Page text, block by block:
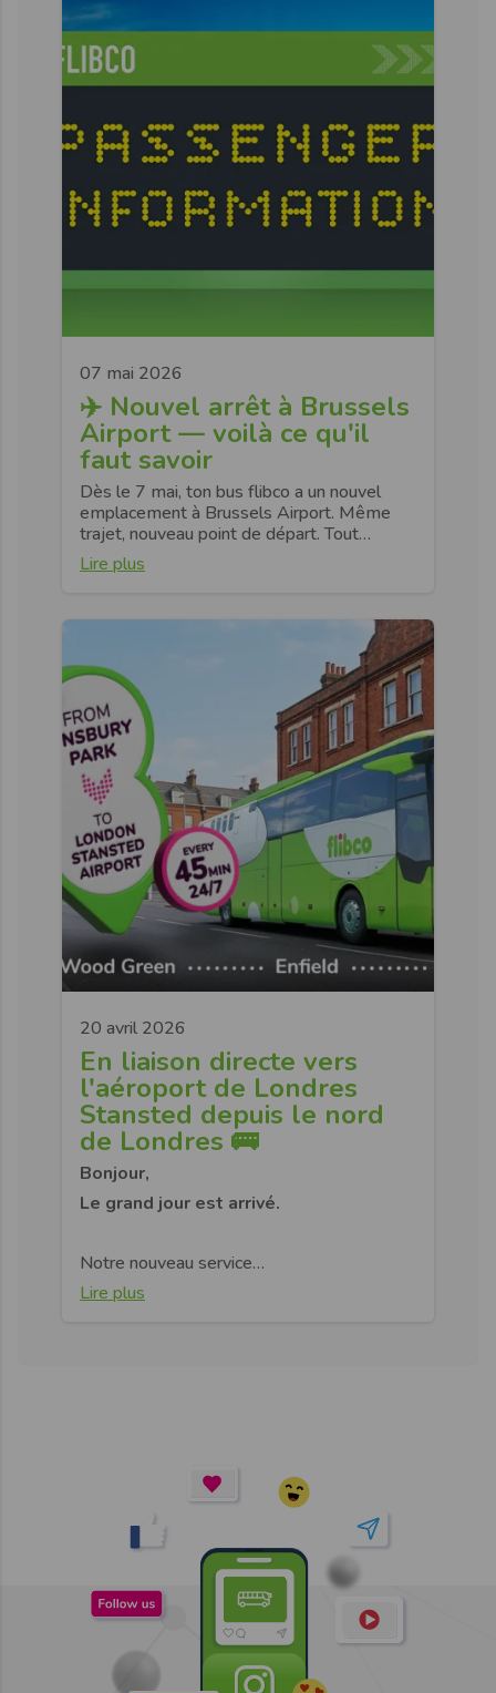
07 mai 2026
✈️ Nouvel arrêt à Brussels
Airport — voilà ce qu'il
faut savoir
Dès le 7 mai, ton bus flibco a un nouvel
emplacement à Brussels Airport. Même
trajet, nouveau point de départ. Tout…
Lire plus
20 avril 2026
En liaison directe vers
l'aéroport de Londres
Stansted depuis le nord
de Londres 🚌
Bonjour,
Le grand jour est arrivé.
Notre nouveau service…
Lire plus